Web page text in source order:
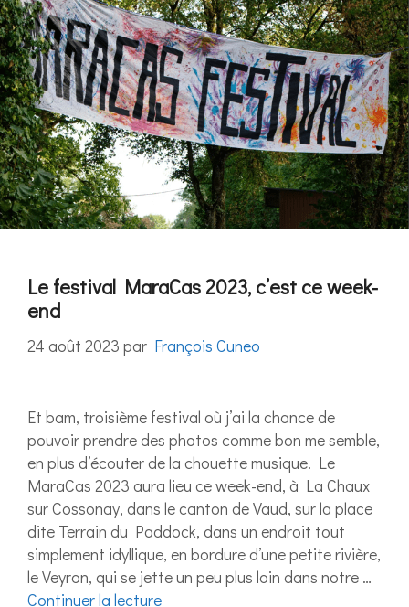
Le festival MaraCas 2023, c’est ce week-
end
24 août 2023 par François Cuneo
Et bam, troisième festival où j’ai la chance de
pouvoir prendre des photos comme bon me semble,
en plus d’écouter de la chouette musique. Le
MaraCas 2023 aura lieu ce week-end, à La Chaux
sur Cossonay, dans le canton de Vaud, sur la place
dite Terrain du Paddock, dans un endroit tout
simplement idyllique, en bordure d’une petite rivière,
le Veyron, qui se jette un peu plus loin dans notre …
Continuer la lecture